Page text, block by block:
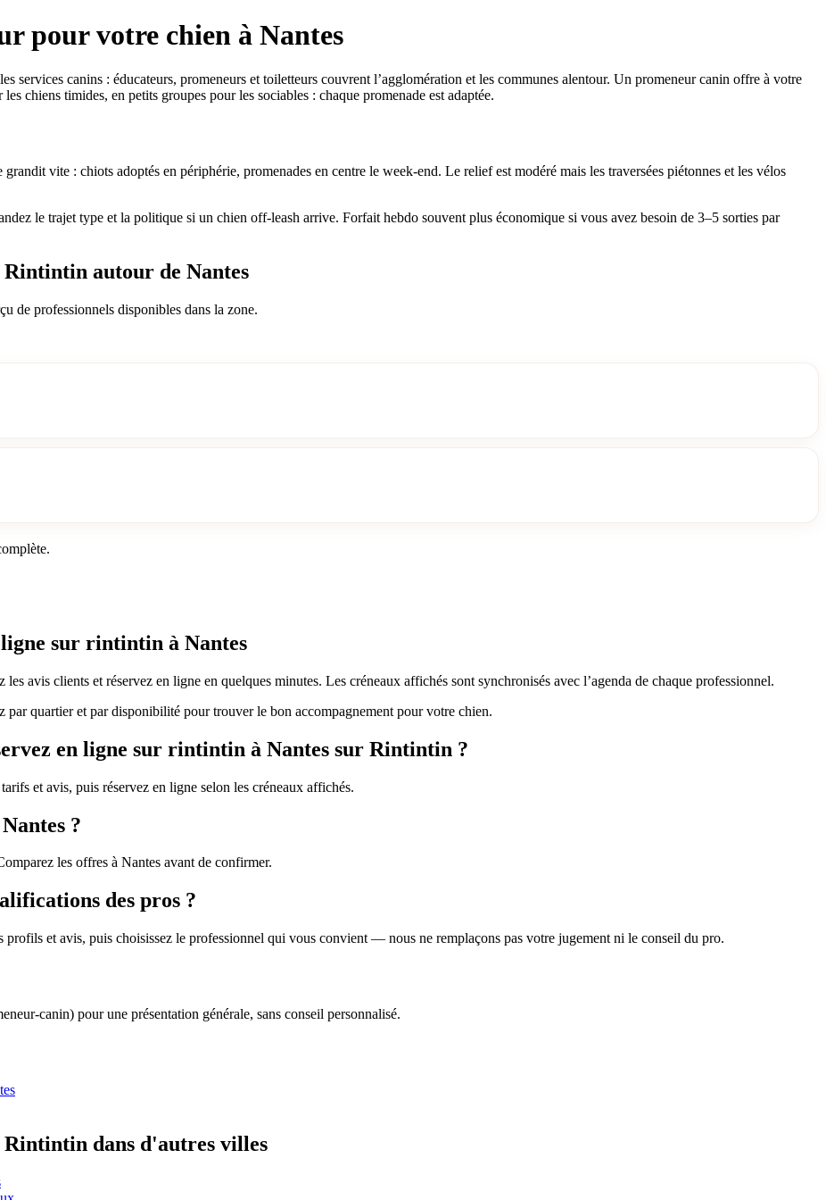
pour votre chien à Nantes
services canins : éducateurs, promeneurs et toiletteurs couvrent l’agglomération et les communes alentour. Un promeneur canin offre à votre
chiens timides, en petits groupes pour les sociables : chaque promenade est adaptée.
vite : chiots adoptés en périphérie, promenades en centre le week-end. Le relief est modéré mais les traversées piétonnes et les vélos
le trajet type et la politique si un chien off-leash arrive. Forfait hebdo souvent plus économique si vous avez besoin de 3–5 sorties par
autour de Nantes
de professionnels disponibles dans la zone.
sur rintintin à Nantes
avis clients et réservez en ligne en quelques minutes. Les créneaux affichés sont synchronisés avec l’agenda de chaque professionnel.
quartier et par disponibilité pour trouver le bon accompagnement pour votre chien.
en ligne sur rintintin à Nantes sur Rintintin ?
et avis, puis réservez en ligne selon les créneaux affichés.
?
les offres à Nantes avant de confirmer.
des pros ?
et avis, puis choisissez le professionnel qui vous convient — nous ne remplaçons pas votre jugement ni le conseil du pro.
canin) pour une présentation générale, sans conseil personnalisé.
Rintintin dans d'autres villes